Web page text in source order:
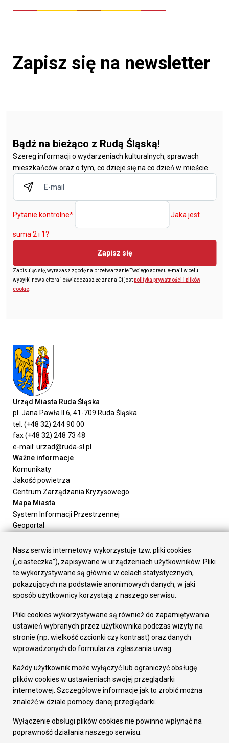
Zapisz się na newsletter
Bądź na bieżąco z Rudą Śląską!
Szereg informacji o wydarzeniach kulturalnych, sprawach
mieszkańców oraz o tym, co dzieje się na co dzień w mieście.
Pytanie kontrolne* Jaka jest
suma 2 i 1?
Zapisz się
Zapisując się, wyrażasz zgodę na przetwarzanie Twojego adresu e-mail w celu
wysyłki newslettera i oświadczasz że znana Ci jestpolityka prywatności i plików
cookie.
Urząd Miasta Ruda Śląska
pl. Jana Pawła II 6, 41-709 Ruda Śląska
tel. (+48 32) 244 90 00
fax (+48 32) 248 73 48
e-mail: urzad@ruda-sl.pl
Ważne informacje
Komunikaty
Jakość powietrza
Centrum Zarządzania Kryzysowego
Mapa Miasta
System Informacji Przestrzennej
Geoportal
Załatw sprawę
Prezydent Miasta
Rada Miasta
Wydziały
Elektroniczna Skrzynka Podawcza
Gospodarka
Fundusze europejskie
Środki krajowe
Oferty inwestycyjne
Pozostałe
Deklaracja dostępności
Dane osobowe
Dodaj opinię o witrynie
Nasz serwis internetowy wykorzystuje tzw. pliki cookies
(„ciasteczka”), zapisywane w urządzeniach użytkowników. Pliki
te wykorzystywane są głównie w celach statystycznych,
pokazujących na podstawie anonimowych danych, w jaki
sposób użytkownicy korzystają z naszego serwisu.
Pliki cookies wykorzystywane są również do zapamiętywania
ustawień wybranych przez użytkownika podczas wizyty na
stronie (np. wielkość czcionki czy kontrast) oraz danych
wprowadzonych do formularza zgłaszania uwag.
Każdy użytkownik może wyłączyć lub ograniczyć obsługę
plików cookies w ustawieniach swojej przeglądarki
internetowej. Szczegółowe informacje jak to zrobić można
znaleźć w dziale pomocy danej przeglądarki.
Wyłączenie obsługi plików cookies nie powinno wpłynąć na
poprawność działania naszego serwisu.